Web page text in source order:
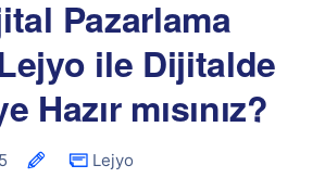
Pazarlama
ile Dijitalde
Hazır mısınız?
Lejyo